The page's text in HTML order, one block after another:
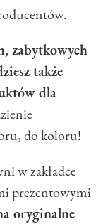
zabytkowych
także
dla
do koloru!
w zakładce
prezentowymi
oryginalne